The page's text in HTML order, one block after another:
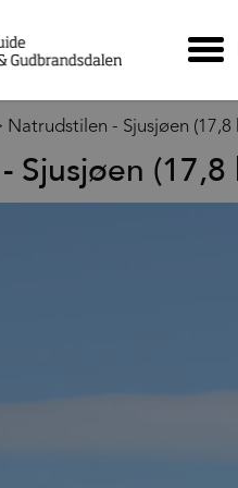
Natrudstilen - Sjusjøen (17,8
Sjusjøen (17,8